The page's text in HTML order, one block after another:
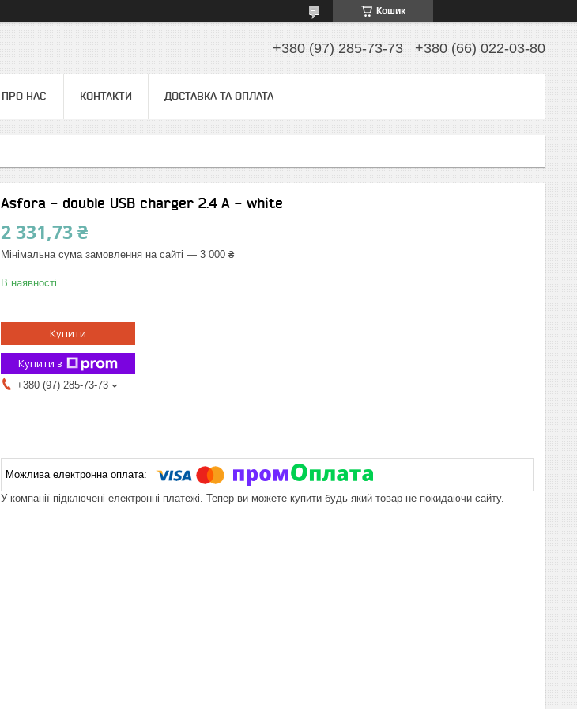
Кошик
+380 (97) 285-73-73 +380 (66) 022-03-80
ПРО НАС КОНТАКТИ ДОСТАВКА ТА ОПЛАТА
Asfora - double USB charger 2.4 A - white
2 331,73 ₴
Мінімальна сума замовлення на сайті — 3 000 ₴
В наявності
Купити
Купити з
+380 (97) 285-73-73
У компанії підключені електронні платежі. Тепер ви можете купити будь-який товар не покидаючи сайту.